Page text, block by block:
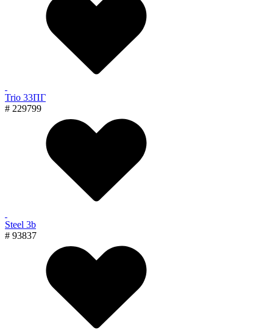
Trio 33ПГ
# 229799
Steel 3b
# 93837